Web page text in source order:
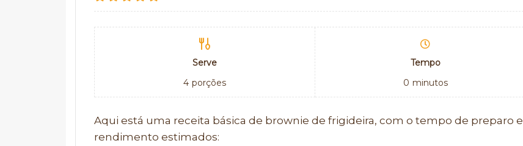
Serve
4 porções
Tempo
0 minutos
Aqui está uma receita básica de brownie de frigideira, com o tempo de preparo e
rendimento estimados: